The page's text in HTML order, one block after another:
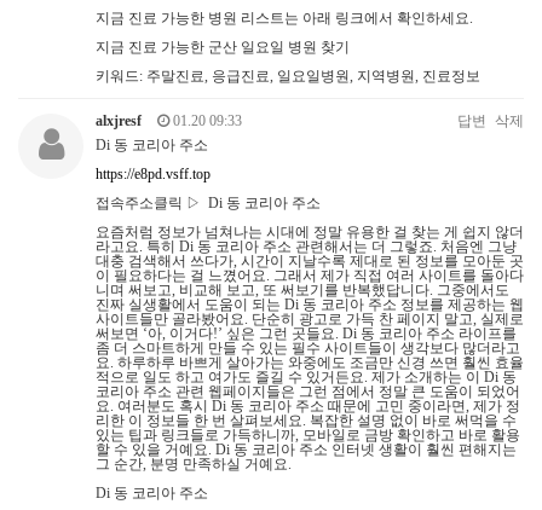
지금 진료 가능한 병원 리스트는 아래 링크에서 확인하세요.
지금 진료 가능한 군산 일요일 병원 찾기
키워드: 주말진료, 응급진료, 일요일병원, 지역병원, 진료정보
alxjresf 01.20 09:33 답변
삭제
Di 동 코리아 주소
https://e8pd.vsff.top
접속주소클릭 ▷ Di 동 코리아 주소
요즘처럼 정보가 넘쳐나는 시대에 정말 유용한 걸 찾는 게 쉽지 않더
라고요. 특히 Di 동 코리아 주소 관련해서는 더 그렇죠. 처음엔 그냥
대충 검색해서 쓰다가, 시간이 지날수록 제대로 된 정보를 모아둔 곳
이 필요하다는 걸 느꼈어요. 그래서 제가 직접 여러 사이트를 돌아다
니며 써보고, 비교해 보고, 또 써보기를 반복했답니다. 그중에서도
진짜 실생활에서 도움이 되는 Di 동 코리아 주소 정보를 제공하는 웹
사이트들만 골라봤어요. 단순히 광고로 가득 찬 페이지 말고, 실제로
써보면 ‘아, 이거다!’ 싶은 그런 곳들요. Di 동 코리아 주소 라이프를
좀 더 스마트하게 만들 수 있는 필수 사이트들이 생각보다 많더라고
요. 하루하루 바쁘게 살아가는 와중에도 조금만 신경 쓰면 훨씬 효율
적으로 일도 하고 여가도 즐길 수 있거든요. 제가 소개하는 이 Di 동
코리아 주소 관련 웹페이지들은 그런 점에서 정말 큰 도움이 되었어
요. 여러분도 혹시 Di 동 코리아 주소 때문에 고민 중이라면, 제가 정
리한 이 정보들 한 번 살펴보세요. 복잡한 설명 없이 바로 써먹을 수
있는 팁과 링크들로 가득하니까, 모바일로 금방 확인하고 바로 활용
할 수 있을 거예요. Di 동 코리아 주소 인터넷 생활이 훨씬 편해지는
그 순간, 분명 만족하실 거예요.
Di 동 코리아 주소